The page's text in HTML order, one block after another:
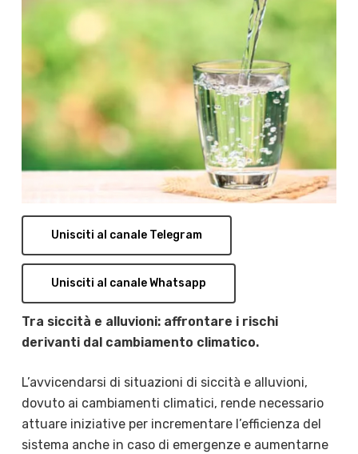
Unisciti al canale Telegram
Unisciti al canale Whatsapp
Tra siccità e alluvioni: affrontare i rischi
derivanti dal cambiamento climatico.
L’avvicendarsi di situazioni di siccità e alluvioni,
dovuto ai cambiamenti climatici, rende necessario
attuare iniziative per incrementare l’efficienza del
sistema anche in caso di emergenze e aumentarne